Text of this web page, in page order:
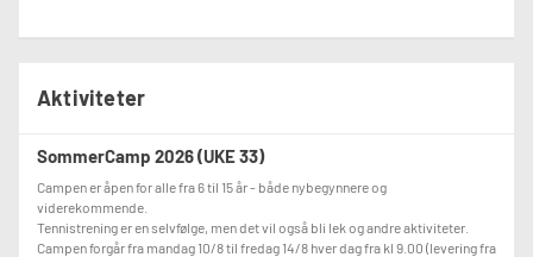
Aktiviteter
SommerCamp 2026 (UKE 33)
Campen er åpen for alle fra 6 til 15 år - både nybegynnere og
viderekommende.
Tennistrening er en selvfølge, men det vil også bli lek og andre aktiviteter.
Campen forgår fra mandag 10/8 til fredag 14/8 hver dag fra kl 9.00 (levering fra